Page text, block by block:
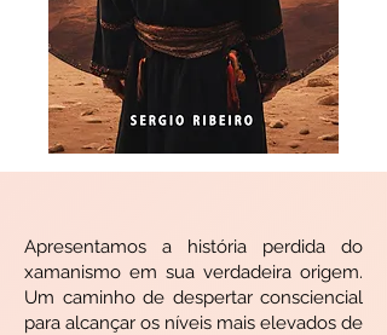
Apresentamos a história perdida do
xamanismo em sua verdadeira origem.
Um caminho de despertar consciencial
para alcançar os níveis mais elevados de